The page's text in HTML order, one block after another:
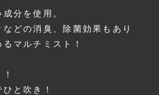
分を使用。
どの消臭、除菌効果もあり
マルチミスト！
と吹き！